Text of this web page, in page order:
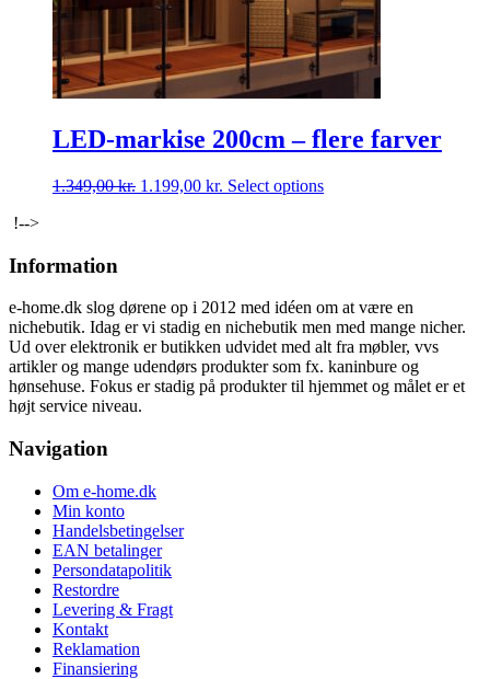
LED-markise 200cm – flere farver
1.349,00kr. Den
1.199,00 kr. Den
Select options
!-->
Information
e-home.dk slog dørene op i 2012 med idéen om at være en
nichebutik. Idag er vi stadig en nichebutik men med mange nicher.
Ud over elektronik er butikken udvidet med alt fra møbler, vvs
artikler og mange udendørs produkter som fx. kaninbure og
hønsehuse. Fokus er stadig på produkter til hjemmet og målet er et
højt service niveau.
Navigation
Om e-home.dk
Min konto
Handelsbetingelser
EAN betalinger
Persondatapolitik
Restordre
Levering & Fragt
Kontakt
Reklamation
Finansiering